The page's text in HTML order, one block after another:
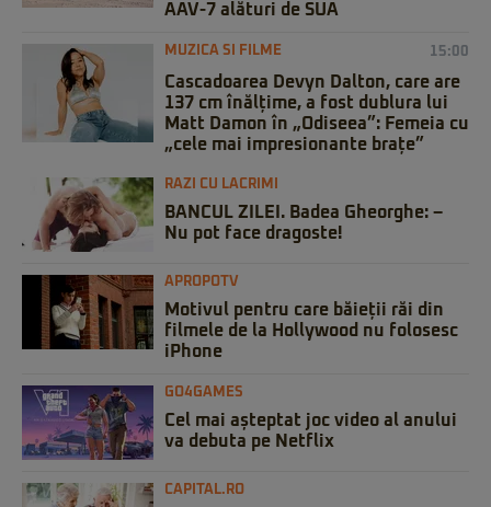
AAV-7 alături de SUA
MUZICA SI FILME 15:00
Cascadoarea Devyn Dalton, care are
137 cm înălțime, a fost dublura lui
Matt Damon în „Odiseea”: Femeia cu
„cele mai impresionante brațe”
RAZI CU LACRIMI
BANCUL ZILEI. Badea Gheorghe: –
Nu pot face dragoste!
APROPOTV
Motivul pentru care băieții răi din
filmele de la Hollywood nu folosesc
iPhone
GO4GAMES
Cel mai așteptat joc video al anului
va debuta pe Netflix
CAPITAL.RO